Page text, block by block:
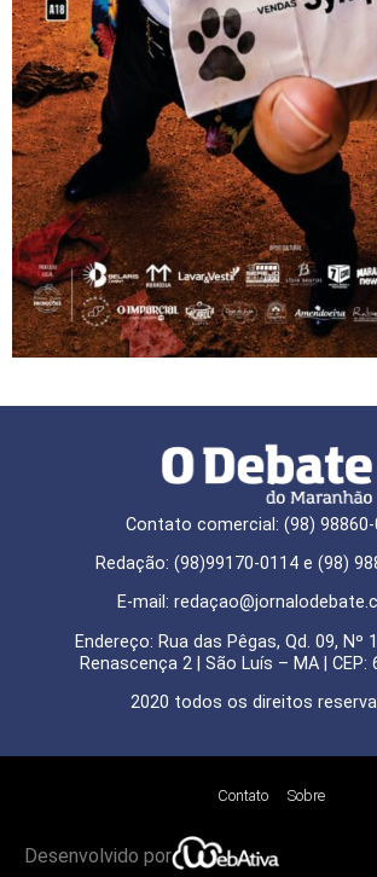
Contato comercial: (98) 98860-
Redação: (98)99170-0114 e (98)
E-mail:
Endereço: Rua das Pêgas, Qd. 09, Nº
Renascença 2 | São Luís – MA | CEP:
2020 todos os direitos
Contato Sobre
Desenvolvido por